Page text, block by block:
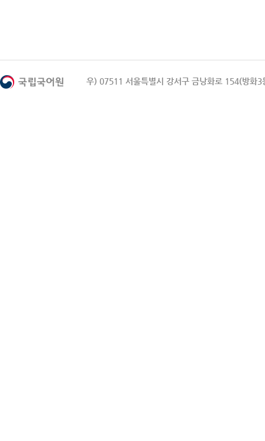
우) 07511 서울특별시 강서구 금낭화로 154(방화3